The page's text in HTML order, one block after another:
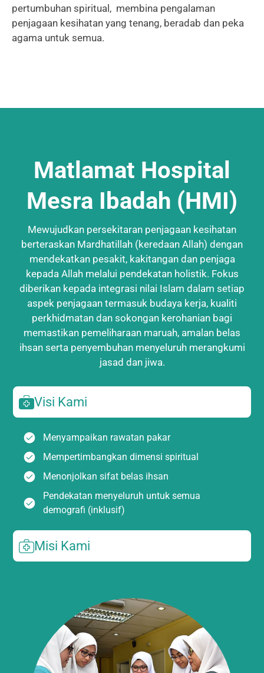
pertumbuhan spiritual, membina pengalaman
penjagaan kesihatan yang tenang, beradab dan peka
agama untuk semua.
Matlamat Hospital
Mesra Ibadah (HMI)
Mewujudkan persekitaran penjagaan kesihatan
berteraskan Mardhatillah (keredaan Allah) dengan
mendekatkan pesakit, kakitangan dan penjaga
kepada Allah melalui pendekatan holistik. Fokus
diberikan kepada integrasi nilai Islam dalam setiap
aspek penjagaan termasuk budaya kerja, kualiti
perkhidmatan dan sokongan kerohanian bagi
memastikan pemeliharaan maruah, amalan belas
ihsan serta penyembuhan menyeluruh merangkumi
jasad dan jiwa.
Visi Kami
Menyampaikan rawatan pakar
Mempertimbangkan dimensi spiritual
Menonjolkan sifat belas ihsan
Pendekatan menyeluruh untuk semua
demografi (inklusif)
Misi Kami